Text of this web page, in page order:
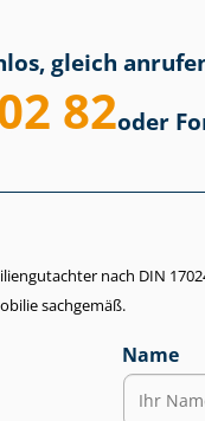
gleich
82oder
nach DIN
sachgemäß.
Name